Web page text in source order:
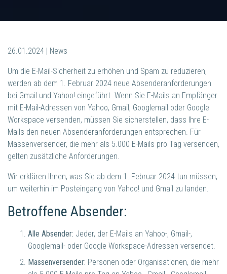
26.01.2024 | News
Um die E-Mail-Sicherheit zu erhöhen und Spam zu reduzieren,
werden ab dem 1. Februar 2024 neue Absenderanforderungen
bei Gmail und Yahoo! eingeführt. Wenn Sie E-Mails an Empfänger
mit E-Mail-Adressen von Yahoo, Gmail, Googlemail oder Google
Workspace versenden, müssen Sie sicherstellen, dass Ihre E-
Mails den neuen Absenderanforderungen entsprechen. Für
Massenversender, die mehr als 5.000 E-Mails pro Tag versenden,
gelten zusätzliche Anforderungen.
Wir erklären Ihnen, was Sie ab dem 1. Februar 2024 tun müssen,
um weiterhin im Posteingang von Yahoo! und Gmail zu landen.
Betroffene Absender:
Alle Absender: Jeder, der E-Mails an Yahoo-, Gmail-,
Googlemail- oder Google Workspace-Adressen versendet.
Massenversender: Personen oder Organisationen, die mehr